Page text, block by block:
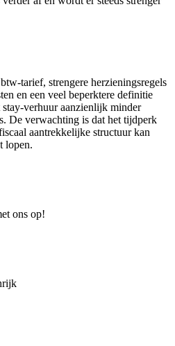
tarief, strengere herzieningsregels
en een veel beperktere definitie
verhuur aanzienlijk minder
De verwachting is dat het tijdperk
aantrekkelijke structuur kan
lopen.
ons op!